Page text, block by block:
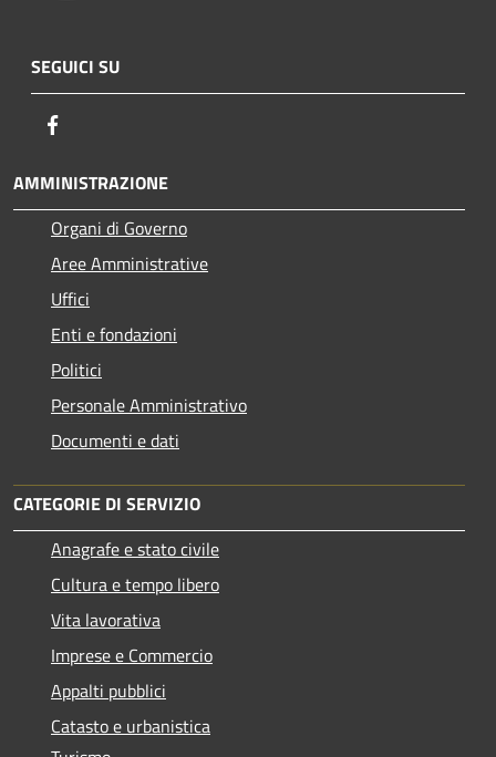
SEGUICI SU
AMMINISTRAZIONE
Organi di Governo
Aree Amministrative
Uffici
Enti e fondazioni
Politici
Personale Amministrativo
Documenti e dati
CATEGORIE DI SERVIZIO
Anagrafe e stato civile
Cultura e tempo libero
Vita lavorativa
Imprese e Commercio
Appalti pubblici
Catasto e urbanistica